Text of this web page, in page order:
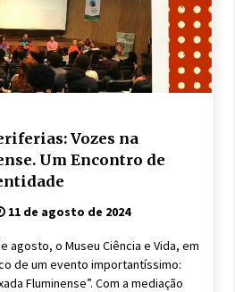
Vozes na
Um Encontro de
11 de agosto de 2024
agosto, o Museu Ciência e Vida, em
de um evento importantíssimo:
Fluminense”. Com a mediação